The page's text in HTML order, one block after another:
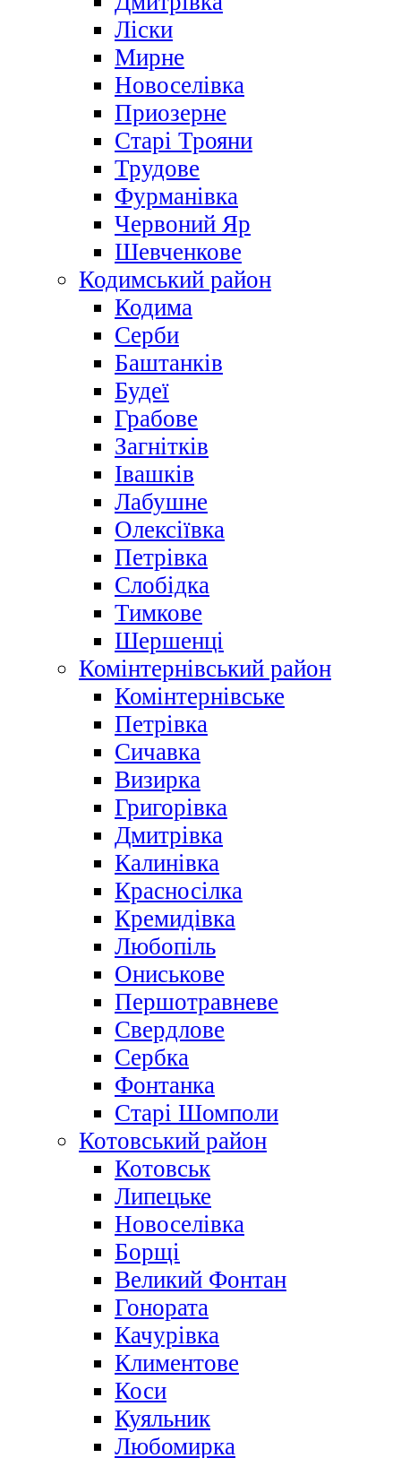
Ліски
Мирне
Новоселівка
Приозерне
Старі Трояни
Трудове
Фурманівка
Червоний Яр
Шевченкове
Кодимський район
Кодима
Серби
Баштанків
Будеї
Грабове
Загнітків
Івашків
Лабушне
Олексіївка
Петрівка
Слобідка
Тимкове
Шершенці
Комінтернівський район
Комінтернівське
Петрівка
Сичавка
Визирка
Григорівка
Дмитрівка
Калинівка
Красносілка
Кремидівка
Любопіль
Ониськове
Першотравневе
Свердлове
Сербка
Фонтанка
Старі Шомполи
Котовський район
Котовськ
Липецьке
Новоселівка
Борщі
Великий Фонтан
Гонората
Качурівка
Климентове
Коси
Куяльник
Любомирка